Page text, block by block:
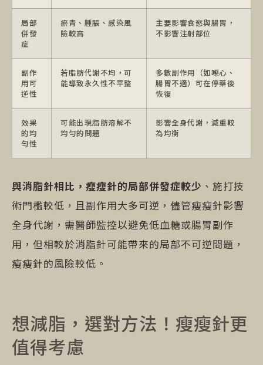
局部
併發
症
瘀青、腫脹、感染風
險較高
主要影響食慾與腸胃，
不影響注射部位
副作
用可
逆性
若脂肪代謝不均，可
能導致永久性不平整
多數副作用（如噁心、
腸胃不適）可在停藥後
恢復
效果
的均
勻性
可能出現脂肪溶解不
均勻的問題
影響全身代謝，減重較
為均衡
與消脂針相比，瘦瘦針的局部併發症較少 、施打技
術門檻較低，且副作用大多可逆，儘管瘦瘦針影響
全身代謝，需醫師監控以避免低血糖或腸胃副作
用，但相較於消脂針可能帶來的局部不可逆問題，
瘦瘦針的風險較低。
想減脂，選對方法！瘦瘦針更
值得考慮